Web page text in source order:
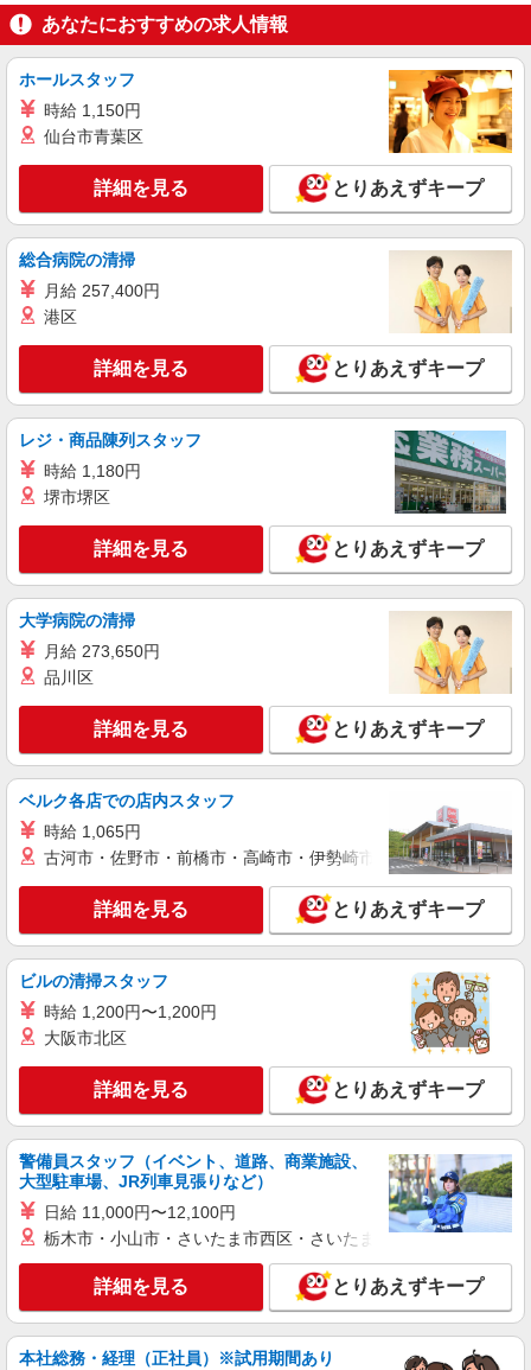
アルバイト
山崎製パン株式会社 古河工場
パン・和洋菓子等の製造補助・仕分け
ません。 給与は全てお振込み対応となります。
【古河工場】茨城県古河市丘里7
詳細を見る
派遣社員
ランスタッド株式会社 古河支店（古河事業所）/FKGA105788
例） 月収例：250608円＝1430円×7時間45分×21日
勤務の場合＋残業代(月10時間の場合)、交通費別
途支給 ※交通費実費支給／当社規定あり。
茨城県古河市東部（八千代町近くのエリア）
エリア
キープ 詳細を見る
ランスタッド株式会社 古河支店（古河事業所）/FKGA105974
仕分け・ピッキング・梱包
時給1290円 ※月収例24.8万円（残業等含む収
入例） 月収例:248970円＝1290円×8時間×21日勤
務の場合＋残業代（月20時間の場合）、交通費別
途支給 ※交通費実費支給／当社規定あり。
茨城県古河市 ≪無料駐車場完備≫マイカー通
キープ 詳細を見る
アルバイト パート
コカ・コーラ ボトラーズジャパンベンディング＿古河SC【求人番
号：85275】
仕分け・シール貼り、品出し（ピッキング）、
時給1200円 【給与支給日】 当月末締め/翌月
25日払い（指定口座へお振込み）
茨城県古河市小堤2017-17
キープ 詳細を見る
ランスタッド株式会社 小山支店（小山事業所）/SPOY239581
仕分け・ピッキング・梱包・検品
時給1300円 ※交通費実費支給／当社規定あ
り。
茨城県結城郡八千代町平塚
キープ 詳細を見る
ランスタッド株式会社 古河支店（古河事業所）/FKGA105918
仕分け・ピッキング・梱包
あなたにおすすめの求人情報
ホールスタッフ
時給 1,150円
仙台市青葉区
詳細を見る とりあえずキープ
総合病院の清掃
月給 257,400円
港区
詳細を見る とりあえずキープ
レジ・商品陳列スタッフ
時給 1,180円
堺市堺区
詳細を見る とりあえずキープ
大学病院の清掃
月給 273,650円
品川区
詳細を見る とりあえずキープ
ベルク各店での店内スタッフ
時給 1,065円
古河市・佐野市・前橋市・高崎市・伊勢崎市・太田市・館林市
詳細を見る とりあえずキープ
ビルの清掃スタッフ
時給 1,200円〜1,200円
大阪市北区
詳細を見る とりあえずキープ
警備員スタッフ（イベント、道路、商業施設、
大型駐車場、JR列車見張りなど）
日給 11,000円〜12,100円
栃木市・小山市・さいたま市西区・さいたま市岩槻区・久喜市・
詳細を見る とりあえずキープ
本社総務・経理（正社員）※試用期間あり